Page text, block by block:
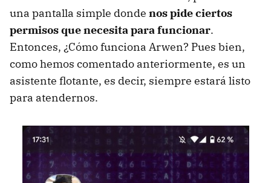
una pantalla simple donde nos pide ciertos
permisos que necesita para funcionar.
Entonces, ¿Cómo funciona Arwen? Pues bien,
como hemos comentado anteriormente, es un
asistente flotante, es decir, siempre estará listo
para atendernos.